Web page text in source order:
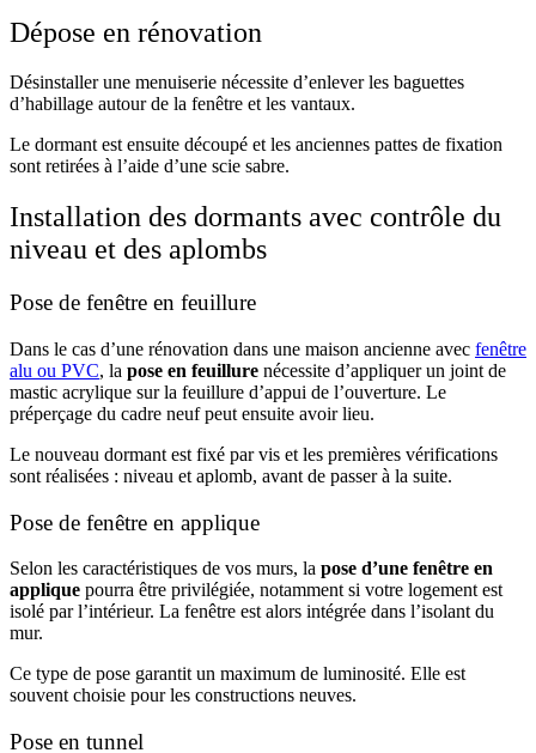
Dépose en rénovation
Désinstaller une menuiserie nécessite d’enlever les baguettes
d’habillage autour de la fenêtre et les vantaux.
Le dormant est ensuite découpé et les anciennes pattes de fixation
sont retirées à l’aide d’une scie sabre.
Installation des dormants avec contrôle du
niveau et des aplombs
Pose de fenêtre en feuillure
Dans le cas d’une rénovation dans une maison ancienne avec fenêtre
alu ou PVC, la pose en feuillure nécessite d’appliquer un joint de
mastic acrylique sur la feuillure d’appui de l’ouverture. Le
préperçage du cadre neuf peut ensuite avoir lieu.
Le nouveau dormant est fixé par vis et les premières vérifications
sont réalisées : niveau et aplomb, avant de passer à la suite.
Pose de fenêtre en applique
Selon les caractéristiques de vos murs, la pose d’une fenêtre en
applique pourra être privilégiée, notamment si votre logement est
isolé par l’intérieur. La fenêtre est alors intégrée dans l’isolant du
mur.
Ce type de pose garantit un maximum de luminosité. Elle est
souvent choisie pour les constructions neuves.
Pose en tunnel